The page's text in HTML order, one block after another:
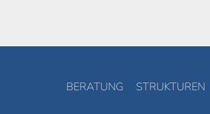
BERATUNG STRUKTUREN